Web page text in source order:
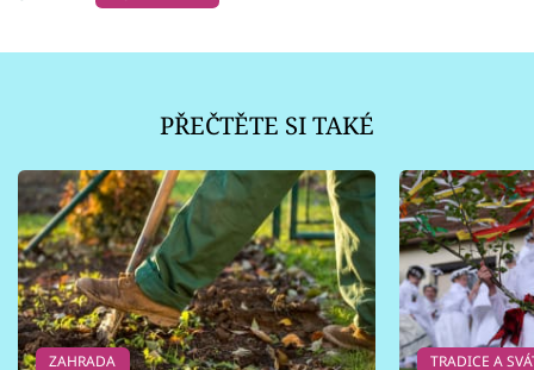
PŘEČTĚTE SI TAKÉ
ZAHRADA TRADICE A